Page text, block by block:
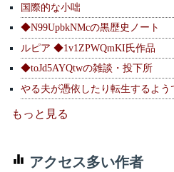
国際的な小咄
◆N99UpbkNMcの黒歴史ノート
ルピア ◆1v1ZPWQmKI氏作品
◆toJd5AYQtwの雑談・投下所
やる夫が憑依したり転生するよう
もっと見る
アクセス多い作者